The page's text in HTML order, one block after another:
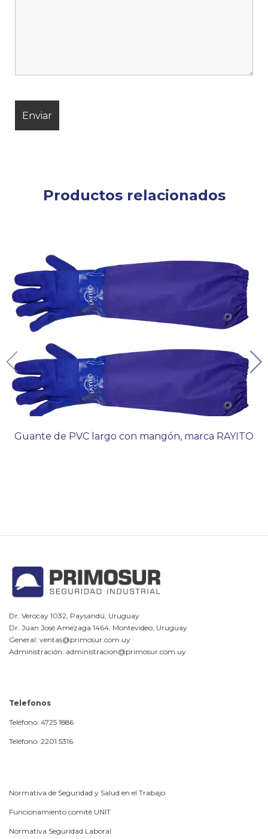
Productos relacionados
Guante de PVC largo con mangón, marca RAYITO
Dr. Verocay 1032, Paysandú, Uruguay
Dr. Juan José Amezaga 1464, Montevideo, Uruguay
General: ventas@primosur.com.uy
Administración: administracion@primosur.com.uy
Telefonos
Teléfono: 4725 1886
Teléfono: 2201 5316
Normativa de Seguridad y Salud en el Trabajo
Funcionamiento comité UNIT
Normativa Seguridad Laboral